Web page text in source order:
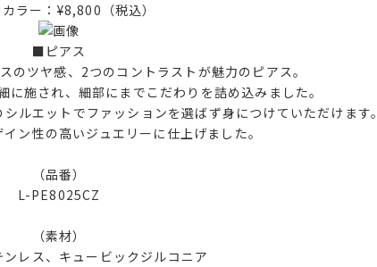
ラー：¥8,800（税込）
■ピアス
のツヤ感、2つのコントラストが魅力のピアス。
に施され、細部にまでこだわりを詰め込みました。
ルエットでファッションを選ばず身につけていただけます。
ン性の高いジュエリーに仕上げました。
（品番）
L-PE8025CZ
（素材）
レス、キュービックジルコニア